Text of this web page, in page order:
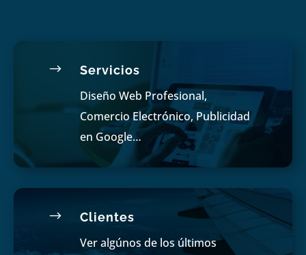
$ Servicios
Diseño Web Profesional,
Comercio Electrónico, Publicidad
en Google…
$ Clientes
Ver algúnos de los últimos